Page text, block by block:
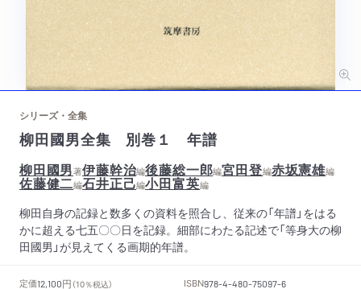
シリーズ・全集
柳田國男全集 別巻１ 年譜
柳田國男著伊藤幹治編後藤総一郎編宮田登編赤坂憲雄編
佐藤健二編石井正己編小田富英編
柳田自身の記録と数多くの資料を照合し、従来の「年譜」をはる
かに超える七五〇〇日を記録。細部にわたる記述で「等身大の柳
田國男」が見えてくる画期的年譜。
定価12,100円 （10％税込） ISBN978-4-480-75097-6